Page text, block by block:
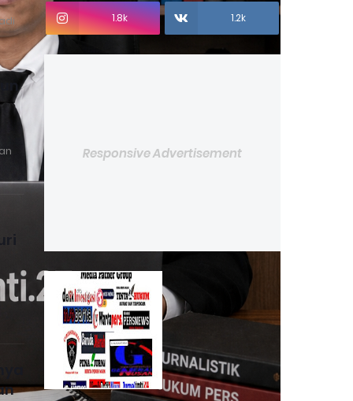
1.8k 1.2k
Responsive Advertisement